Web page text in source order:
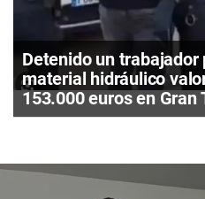
Detenido un trabajador
material hidráulico
153.000 euros en Gran